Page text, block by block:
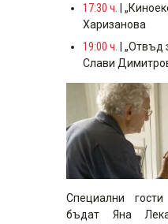
17:30 ч.
|
Харизанова
19:00 ч.
| „Отвъд
Слави
Специални
бъдат Яна